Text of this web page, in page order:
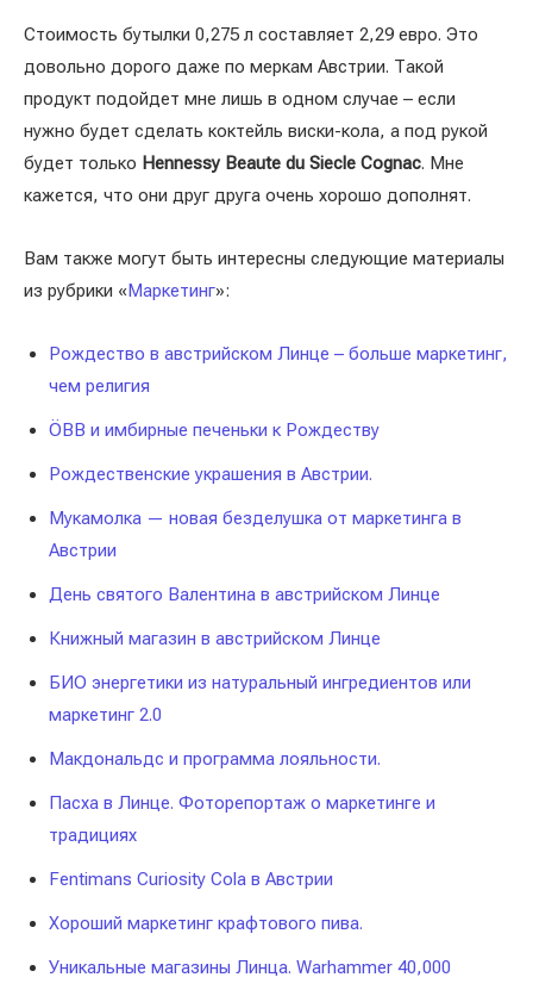
Стоимость бутылки 0,275 л составляет 2,29 евро. Это
довольно дорого даже по меркам Австрии. Такой
продукт подойдет мне лишь в одном случае – если
нужно будет сделать коктейль виски-кола, а под рукой
будет только Hennessy Beaute du Siecle Cognac. Мне
кажется, что они друг друга очень хорошо дополнят.
Вам также могут быть интересны следующие материалы
из рубрики «Маркетинг»:
Рождество в австрийском Линце – больше маркетинг,
чем религия
ÖBB и имбирные печеньки к Рождеству
Рождественские украшения в Австрии.
Мукамолка — новая безделушка от маркетинга в
Австрии
День святого Валентина в австрийском Линце
Книжный магазин в австрийском Линце
БИО энергетики из натуральный ингредиентов или
маркетинг 2.0
Макдональдс и программа лояльности.
Пасха в Линце. Фоторепортаж о маркетинге и
традициях
Fentimans Curiosity Cola в Австрии
Хороший маркетинг крафтового пива.
Уникальные магазины Линца. Warhammer 40,000